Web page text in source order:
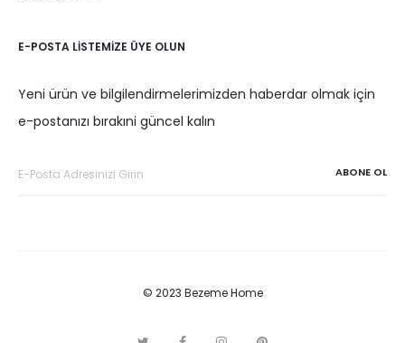
E-POSTA LISTEMIZE ÜYE OLUN
Yeni ürün ve bilgilendirmelerimizden haberdar olmak için
e-postanızı bırakıni güncel kalın
© 2023 Bezeme Home